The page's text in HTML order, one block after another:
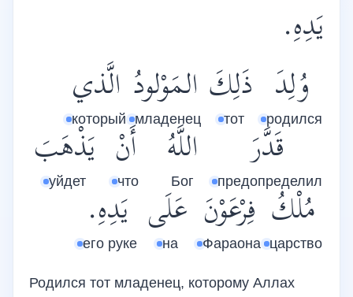
يَدِهِ.
وُلِدَ
родился
ذَلِكَ
тот
المَوْلودُ
младенец
الَّذي
который
قَدَّرَ
предопределил
اللَّهُ
Бог
أَنْ
что
يَذْهَبَ
уйдет
مُلْكُ
царство
فِرْعَوْنَ
Фараона
عَلَى
на
يَدِهِ.
его руке
Родился тот младенец, которому Аллах